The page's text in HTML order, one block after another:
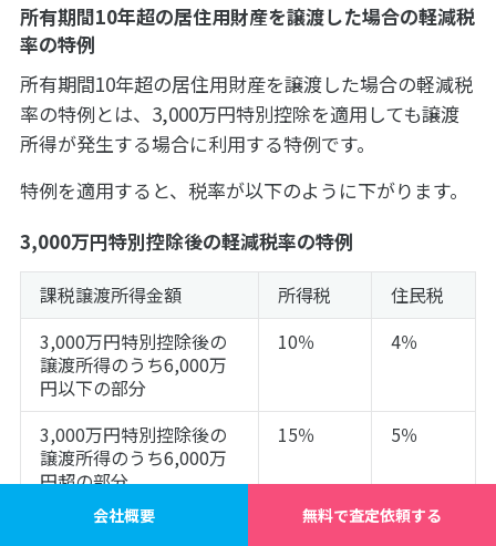
所有期間10年超の居住用財産を譲渡した場合の軽減税
率の特例
所有期間10年超の居住用財産を譲渡した場合の軽減税
率の特例とは、3,000万円特別控除を適用しても譲渡
所得が発生する場合に利用する特例です。
特例を適用すると、税率が以下のように下がります。
3,000万円特別控除後の軽減税率の特例
課税譲渡所得金額 所得税
住民税
3,000万円特別控除後の
譲渡所得のうち6,000万
円以下の部分
10％ 4％
3,000万円特別控除後の
譲渡所得のうち6,000万
円超の部分
15％ 5％
出典：国税庁「
No.3305 マイホームを売ったときの軽減
会社概要 無料で査定依頼する